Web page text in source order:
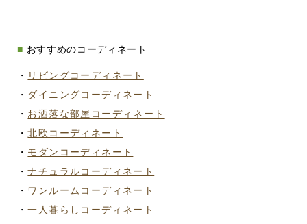
おすすめのコーディネート
・ リビングコーディネート
・ ダイニングコーディネート
・ お洒落な部屋コーディネート
・北欧コーディネート
・ モダンコーディネート
・ナチュラルコーディネート
・ ワンルームコーディネート
・一人暮らしコーディネート